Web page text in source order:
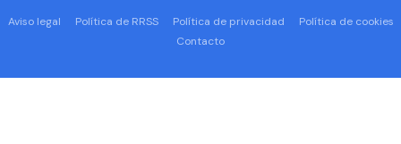
Aviso legal Política de RRSS Política de privacidad
Política de cookies
Contacto